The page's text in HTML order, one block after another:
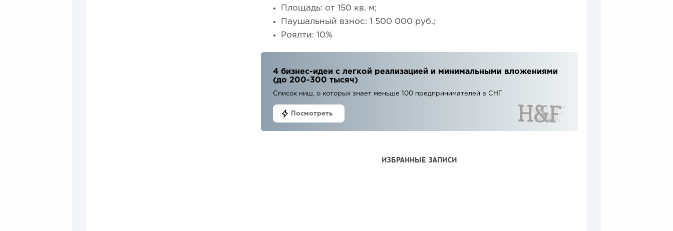
Площадь: от 150 кв. м;
Паушальный взнос: 1 500 000 руб.;
Роялти: 10%
4 бизнес-идеи с легкой реализацией и минимальными вложениями
(до 200-300 тысяч)
Список ниш, о которых знает меньше 100 предпринимателей в СНГ
Посмотреть
ИЗБРАННЫЕ ЗАПИСИ